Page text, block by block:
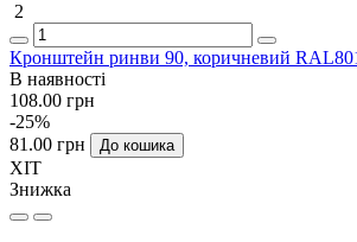
2
Кронштейн ринви 90, коричневий
В наявності
108.00 грн
-25%
81.00 грн
До кошика
ХІТ
Знижка